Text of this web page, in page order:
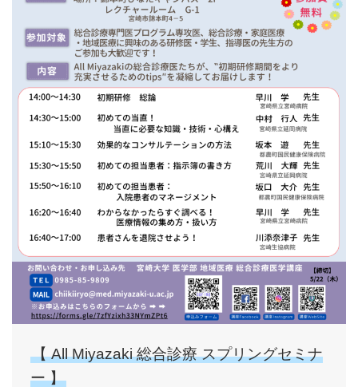
【 All Miyazaki 総合診療 スプリングセミナ
ー 】